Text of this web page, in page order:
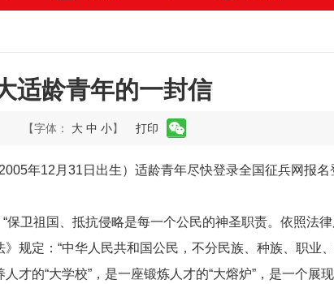
适龄青年的一封信
【字体： 大 中 小】 打印
年12月31日出生）适龄青年尽快登录全国征兵网报名
卫祖国、抵抗侵略是每一个公民的神圣职责。依照法律
规定：“中华人民共和国公民，不分民族、种族、职业、
才的“大学校”，是一座锻炼人才的“大熔炉”，是一个展